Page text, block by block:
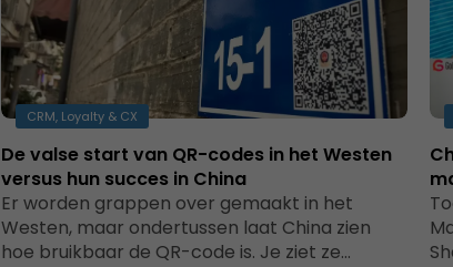
CRM, Loyalty & CX
De valse start van QR-codes in het Westen
versus hun succes in China
Er worden grappen over gemaakt in het
Westen, maar ondertussen laat China zien
hoe bruikbaar de QR-code is. Je ziet ze…